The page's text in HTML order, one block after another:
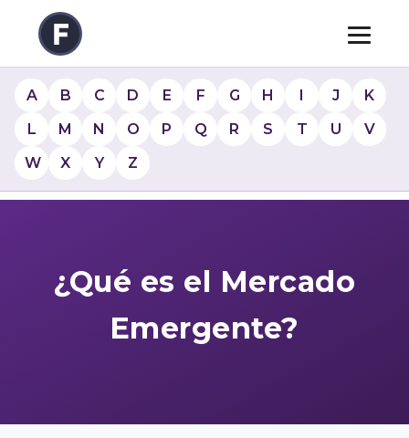
A B C D E F G H I J
K
L
M N O P Q R S T U
V
W
X Y Z
¿Qué es el Mercado
Emergente?